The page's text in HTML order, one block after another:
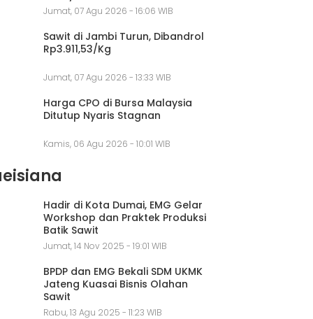
Jumat, 07 Agu 2026 - 16:06 WIB
Sawit di Jambi Turun, Dibandrol
Rp3.911,53/Kg
Jumat, 07 Agu 2026 - 13:33 WIB
Harga CPO di Bursa Malaysia
Ditutup Nyaris Stagnan
Kamis, 06 Agu 2026 - 10:01 WIB
Hadir di Kota Dumai, EMG Gelar
Workshop dan Praktek Produksi
Batik Sawit
Jumat, 14 Nov 2025 - 19:01 WIB
BPDP dan EMG Bekali SDM UKMK
Jateng Kuasai Bisnis Olahan
Sawit
Rabu, 13 Agu 2025 - 11:23 WIB